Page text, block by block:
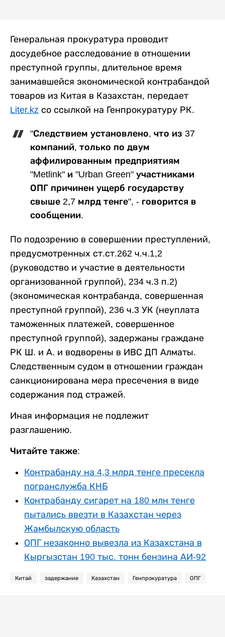
Генеральная прокуратура проводит
досудебное расследование в отношении
преступной группы, длительное время
занимавшейся экономической контрабандой
товаров из Китая в Казахстан, передает
Liter.kz со ссылкой на Генпрокуратуру РК.
"Следствием установлено, что из 37
компаний, только по двум
аффилированным предприятиям
"Metlink" и "Urban Green" участниками
ОПГ причинен ущерб государству
свыше 2,7 млрд тенге", - говорится в
сообщении.
По подозрению в совершении преступлений,
предусмотренных ст.ст.262 ч.ч.1,2
(руководство и участие в деятельности
организованной группой), 234 ч.3 п.2)
(экономическая контрабанда, совершенная
преступной группой), 236 ч.3 УК (неуплата
таможенных платежей, совершенное
преступной группой), задержаны граждане
РК Ш. и А. и водворены в ИВС ДП Алматы.
Следственным судом в отношении граждан
санкционирована мера пресечения в виде
содержания под стражей.
Иная информация не подлежит
разглашению.
Читайте также:
Контрабанду на 4,3 млрд тенге пресекла
погранслужба КНБ
Контрабанду сигарет на 180 млн тенге
пытались ввезти в Казахстан через
Жамбылскую область
ОПГ незаконно вывезла из Казахстана в
Кыргызстан 190 тыс. тонн бензина АИ-92
Китай задержание Казахстан Генпрокуратура ОПГ